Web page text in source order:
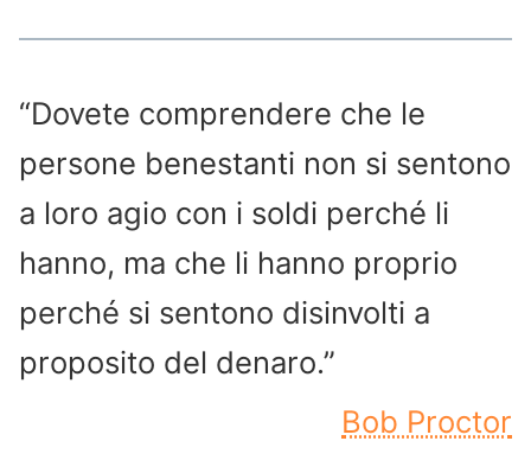
“Dovete comprendere che le
persone benestanti non si sentono
a loro agio con i soldi perché li
hanno, ma che li hanno proprio
perché si sentono disinvolti a
proposito del denaro.”
Bob Proctor